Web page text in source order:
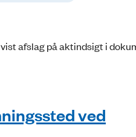
afslag på aktindsigt i
ved